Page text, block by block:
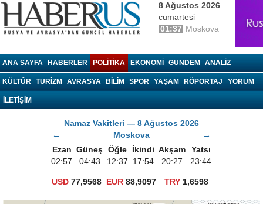
8 Ağustos 2026
cumartesi
01:37 Moskova
ANA SAYFA HABERLER POLITIKA EKONOMI GÜNDEM ANALIZ
KÜLTÜR TURIZM AVRASYA BILIM SPOR YAŞAM RÖPORTAJ YORUM
İLETİŞİM
Namaz Vakitleri — 8 Ağustos 2026
←
Moskova
→
Ezan Güneş Öğle İkindi Akşam
Yatsı
02:57
04:43 12:37 17:54 20:27 23:44
USD 77,9568 EUR 88,9097 TRY1,6598